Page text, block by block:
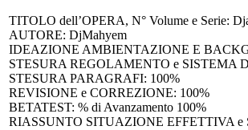
TITOLO dell’OPERA, N° Volume e Serie:
AUTORE: DjMahyem
IDEAZIONE AMBIENTAZIONE E
STESURA REGOLAMENTO e SISTEMA
STESURA PARAGRAFI: 100%
REVISIONE e CORREZIONE: 100%
BETATEST: % di Avanzamento 100%
RIASSUNTO SITUAZIONE EFFETTIVA e